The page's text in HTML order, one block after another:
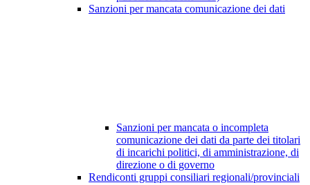
Sanzioni per mancata comunicazione dei dati
Sanzioni per mancata o incompleta
comunicazione dei dati da parte dei titolari
di incarichi politici, di amministrazione, di
direzione o di governo
Rendiconti gruppi consiliari regionali/provinciali